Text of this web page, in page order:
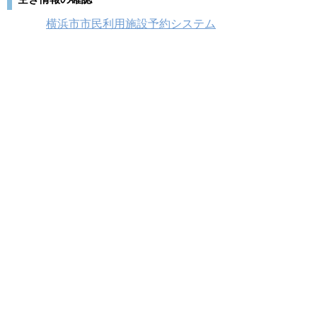
横浜市市民利用施設予約システム